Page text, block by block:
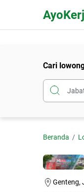
Cari
Beranda
Genteng,